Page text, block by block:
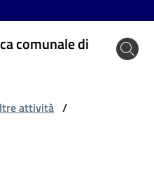
comunale di
attività /